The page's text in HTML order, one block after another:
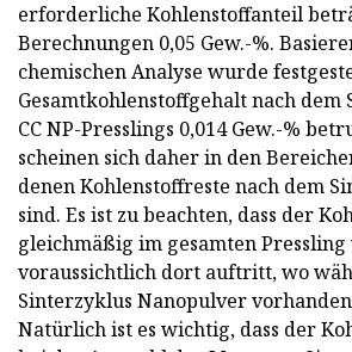
erforderliche Kohlenstoffanteil
Berechnungen 0,05 Gew.-%.
chemischen Analyse wurde
Gesamtkohlenstoffgehalt nach dem
CC NP-Presslings 0,014 Gew.-%
scheinen sich daher in den
denen Kohlenstoffreste nach dem
sind. Es ist zu beachten, dass der
gleichmäßig im gesamten
voraussichtlich dort auftritt, wo
Sinterzyklus Nanopulver
Natürlich ist es wichtig, dass der